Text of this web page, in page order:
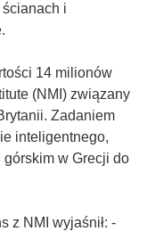
ścianach i
14 milionów
(NMI) związany
Zadaniem
inteligentnego,
w Grecji do
z NMI wyjaśnił: -